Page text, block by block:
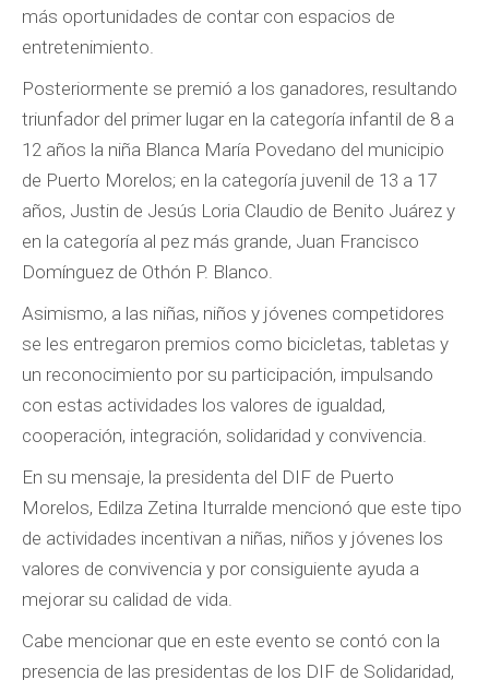
más oportunidades de contar con espacios de
entretenimiento.
Posteriormente se premió a los ganadores, resultando
triunfador del primer lugar en la categoría infantil de 8 a
12 años la niña Blanca María Povedano del municipio
de Puerto Morelos; en la categoría juvenil de 13 a 17
años, Justin de Jesús Loria Claudio de Benito Juárez y
en la categoría al pez más grande, Juan Francisco
Domínguez de Othón P. Blanco.
Asimismo, a las niñas, niños y jóvenes competidores
se les entregaron premios como bicicletas, tabletas y
un reconocimiento por su participación, impulsando
con estas actividades los valores de igualdad,
cooperación, integración, solidaridad y convivencia.
En su mensaje, la presidenta del DIF de Puerto
Morelos, Edilza Zetina Iturralde mencionó que este tipo
de actividades incentivan a niñas, niños y jóvenes los
valores de convivencia y por consiguiente ayuda a
mejorar su calidad de vida.
Cabe mencionar que en este evento se contó con la
presencia de las presidentas de los DIF de Solidaridad,